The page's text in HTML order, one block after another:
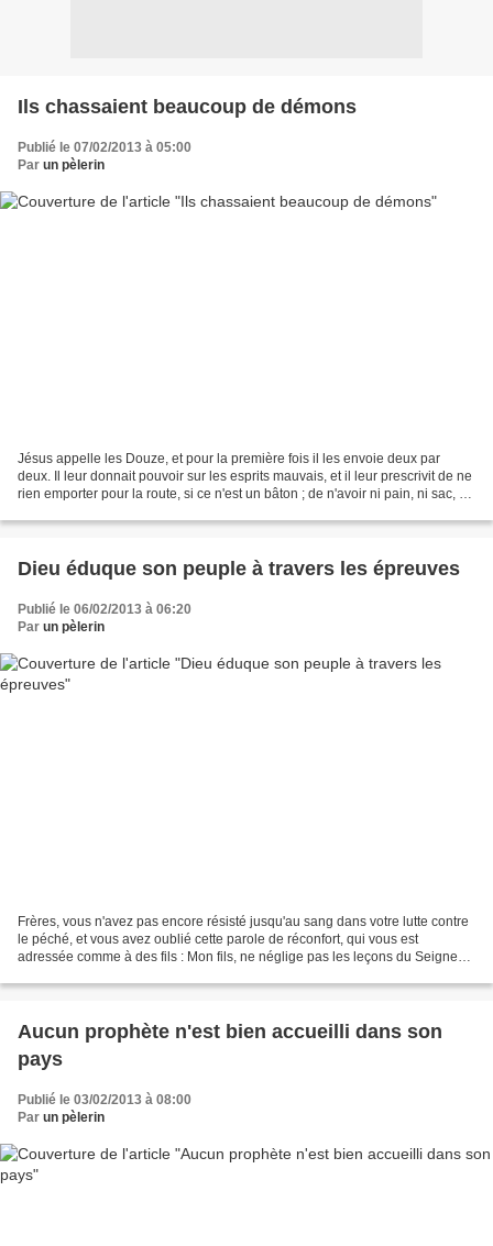
Ils chassaient beaucoup de démons
Publié le 07/02/2013 à 05:00
Par un pèlerin
Jésus appelle les Douze, et pour la première fois il les envoie deux par
deux. Il leur donnait pouvoir sur les esprits mauvais, et il leur prescrivit de ne
rien emporter pour la route, si ce n'est un bâton ; de n'avoir ni pain, ni sac, ni
Dieu éduque son peuple à travers les épreuves
Publié le 06/02/2013 à 06:20
Par un pèlerin
Frères, vous n'avez pas encore résisté jusqu'au sang dans votre lutte contre
le péché, et vous avez oublié cette parole de réconfort, qui vous est
adressée comme à des fils : Mon fils, ne néglige pas les leçons du Seigneur,
Aucun prophète n'est bien accueilli dans son
pays
Publié le 03/02/2013 à 08:00
Par un pèlerin